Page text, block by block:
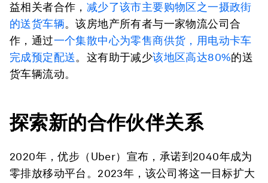
益相关者合作， 减少了该市主要购物区之一摄政街
的送货车辆。该房地产所有者与一家物流公司合
作，通过一个集散中心为零售商供货，用电动卡车
完成预定配送。这有助于减少该地区高达80%的送
货车辆流动。
探索新的合作伙伴关系
2020年，优步（Uber）宣布，承诺到2040年成为
零排放移动平台。2023年，该公司将这一目标扩大